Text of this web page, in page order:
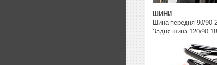
ШИНИ
Шина передня-90/90-
Задня шина-120/90-18